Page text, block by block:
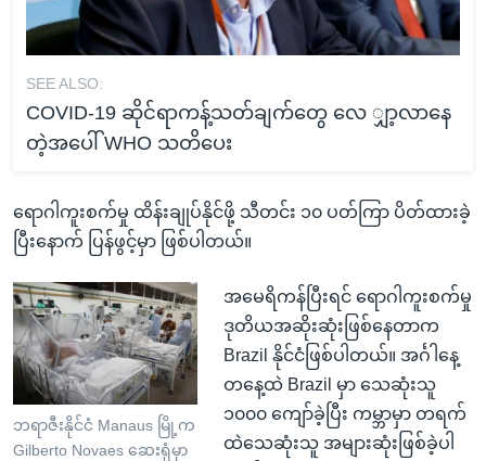
SEE ALSO:
COVID-19 ဆိုင်ရာကန့်သတ်ချက်တွေ လေ ျှာ့လာနေ
တဲ့အပေါ် WHO သတိပေး
ရောဂါကူးစက်မှု ထိန်းချုပ်နိုင်ဖို့ သီတင်း ၁၀ ပတ်ကြာ ပိတ်ထားခဲ့
ပြီးနောက် ပြန်ဖွင့်မှာ ဖြစ်ပါတယ်။
ဘရာဇီးနိုင်ငံ Manaus မြို့က
Gilberto Novaes ဆေးရုံမှာ
အမေရိကန်ပြီးရင် ရောဂါကူးစက်မှု
ဒုတိယအဆိုးဆုံးဖြစ်နေတာက
Brazil နိုင်ငံဖြစ်ပါတယ်။ အင်္ဂါနေ့
တနေ့ထဲ Brazil မှာ သေဆုံးသူ
၁၀၀၀ ကျော်ခဲ့ပြီး ကမ္ဘာမှာ တရက်
ထဲသေဆုံးသူ အများဆုံးဖြစ်ခဲ့ပါ